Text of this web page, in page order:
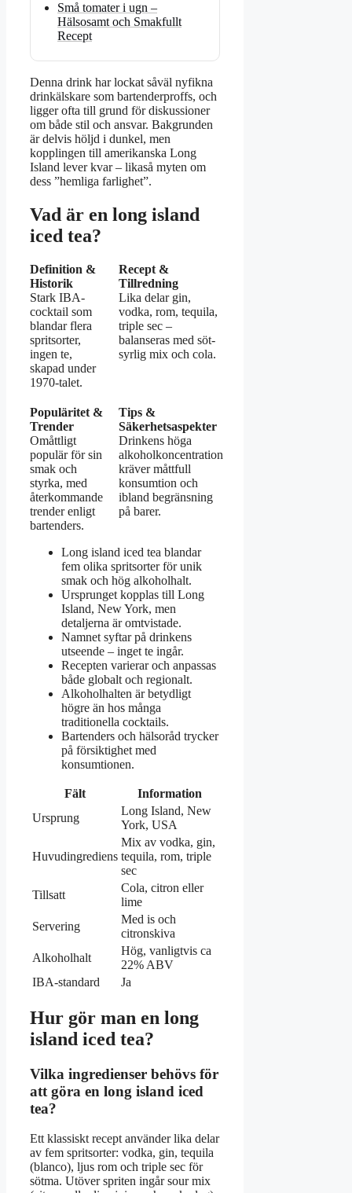
Små tomater i ugn –
Hälsosamt och Smakfullt
Recept
Denna drink har lockat såväl nyfikna
drinkälskare som bartenderproffs, och
ligger ofta till grund för diskussioner
om både stil och ansvar. Bakgrunden
är delvis höljd i dunkel, men
kopplingen till amerikanska Long
Island lever kvar – likaså myten om
dess ”hemliga farlighet”.
Vad är en long island
iced tea?
Definition &
Historik
Stark IBA-
cocktail som
blandar flera
spritsorter,
ingen te,
skapad under
1970-talet.
Recept &
Tillredning
Lika delar gin,
vodka, rom, tequila,
triple sec –
balanseras med söt-
syrlig mix och cola.
Populäritet &
Trender
Omåttligt
populär för sin
smak och
styrka, med
återkommande
trender enligt
bartenders.
Tips &
Säkerhetsaspekter
Drinkens höga
alkoholkoncentration
kräver måttfull
konsumtion och
ibland begränsning
på barer.
Long island iced tea blandar
fem olika spritsorter för unik
smak och hög alkoholhalt.
Ursprunget kopplas till Long
Island, New York, men
detaljerna är omtvistade.
Namnet syftar på drinkens
utseende – inget te ingår.
Recepten varierar och anpassas
både globalt och regionalt.
Alkoholhalten är betydligt
högre än hos många
traditionella cocktails.
Bartenders och hälsoråd trycker
på försiktighet med
konsumtionen.
Fält
Information
Ursprung
Long Island, New
York, USA
Huvudingrediens
Mix av vodka, gin,
tequila, rom, triple
sec
Tillsatt
Cola, citron eller
lime
Servering
Med is och
citronskiva
Alkoholhalt
Hög, vanligtvis ca
22% ABV
IBA-standard
Ja
Hur gör man en long
island iced tea?
Vilka ingredienser behövs för
att göra en long island iced
tea?
Ett klassiskt recept använder lika delar
av fem spritsorter: vodka, gin, tequila
(blanco), ljus rom och triple sec för
sötma. Utöver spriten ingår sour mix